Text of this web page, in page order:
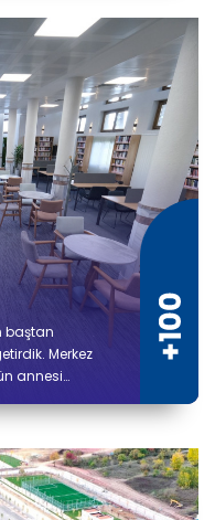
baştan
Merkez
annesi